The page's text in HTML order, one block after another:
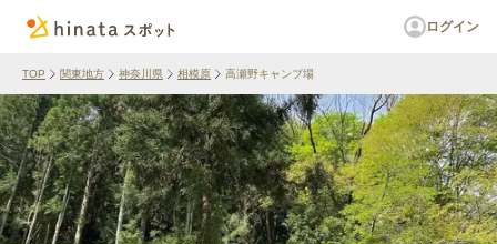
ログイン
TOP 関東地方 神奈川県 相模原 高瀬野キャンプ場